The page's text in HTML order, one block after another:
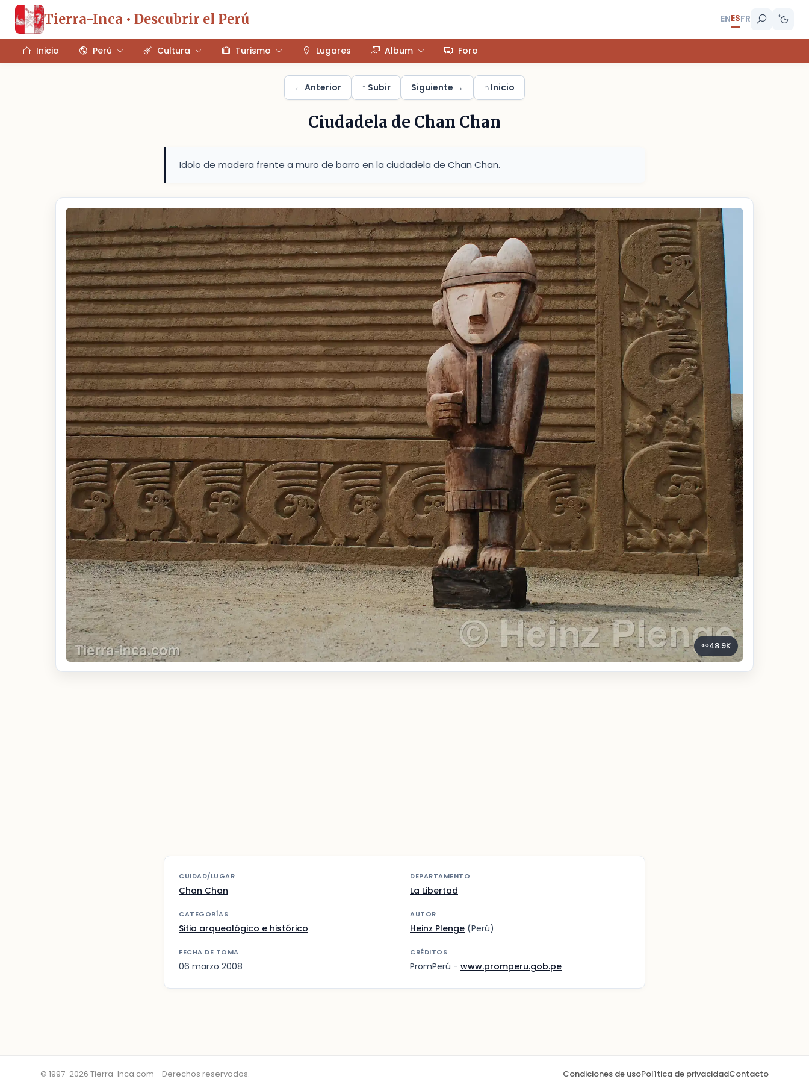
Tierra-Inca • Descubrir el Perú ENESFR
Inicio Perú Cultura Turismo Lugares Album Foro
← Anterior ↑ Subir Siguiente → ⌂ Inicio
Ciudadela de Chan Chan
Idolo de madera frente a muro de barro en la ciudadela de Chan Chan.
48.9K
CUIDAD/LUGAR
Chan Chan
DEPARTAMENTO
La Libertad
CATEGORÍAS
Sitio arqueológico e histórico
AUTOR
Heinz Plenge (Perú)
FECHA DE TOMA
06 marzo 2008
CRÉDITOS
PromPerú - www.promperu.gob.pe
© 1997-2026 Tierra-Inca.com - Derechos reservados. Condiciones de usoPolítica de privacidadContacto